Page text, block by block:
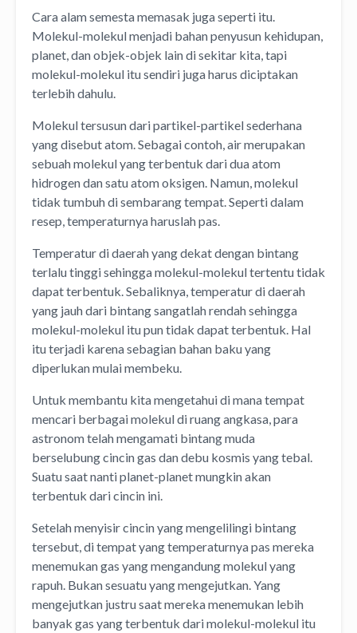
Cara alam semesta memasak juga seperti itu.
Molekul-molekul menjadi bahan penyusun kehidupan,
planet, dan objek-objek lain di sekitar kita, tapi
molekul-molekul itu sendiri juga harus diciptakan
terlebih dahulu.
Molekul tersusun dari partikel-partikel sederhana
yang disebut atom. Sebagai contoh, air merupakan
sebuah molekul yang terbentuk dari dua atom
hidrogen dan satu atom oksigen. Namun, molekul
tidak tumbuh di sembarang tempat. Seperti dalam
resep, temperaturnya haruslah pas.
Temperatur di daerah yang dekat dengan bintang
terlalu tinggi sehingga molekul-molekul tertentu tidak
dapat terbentuk. Sebaliknya, temperatur di daerah
yang jauh dari bintang sangatlah rendah sehingga
molekul-molekul itu pun tidak dapat terbentuk. Hal
itu terjadi karena sebagian bahan baku yang
diperlukan mulai membeku.
Untuk membantu kita mengetahui di mana tempat
mencari berbagai molekul di ruang angkasa, para
astronom telah mengamati bintang muda
berselubung cincin gas dan debu kosmis yang tebal.
Suatu saat nanti planet-planet mungkin akan
terbentuk dari cincin ini.
Setelah menyisir cincin yang mengelilingi bintang
tersebut, di tempat yang temperaturnya pas mereka
menemukan gas yang mengandung molekul yang
rapuh. Bukan sesuatu yang mengejutkan. Yang
mengejutkan justru saat mereka menemukan lebih
banyak gas yang terbentuk dari molekul-molekul itu